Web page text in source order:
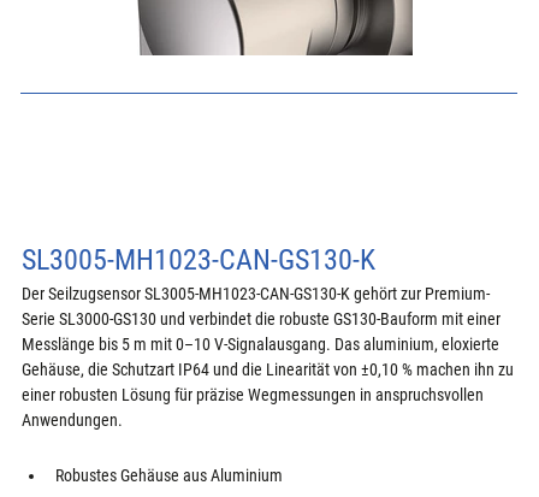
SL3005-MH1023-CAN-GS130-K
Der Seilzugsensor SL3005-MH1023-CAN-GS130-K gehört zur Premium-
Serie SL3000-GS130 und verbindet die robuste GS130-Bauform mit einer
Messlänge bis 5 m mit 0–10 V-Signalausgang. Das aluminium, eloxierte
Gehäuse, die Schutzart IP64 und die Linearität von ±0,10 % machen ihn zu
einer robusten Lösung für präzise Wegmessungen in anspruchsvollen
Anwendungen.
Robustes Gehäuse aus Aluminium